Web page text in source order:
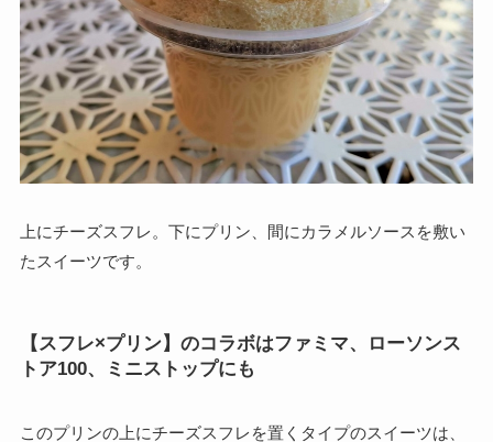
上にチーズスフレ。下にプリン、間にカラメルソースを敷い
たスイーツです。
【スフレ×プリン】のコラボはファミマ、ローソンス
トア100、ミニストップにも
このプリンの上にチーズスフレを置くタイプのスイーツは、